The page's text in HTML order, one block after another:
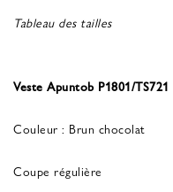
Tableau des tailles
Veste Apuntob P1801/
Couleur : Brun chocolat
Coupe régulière